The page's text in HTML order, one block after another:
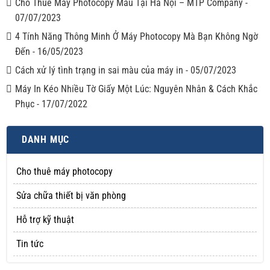
DANH MỤC
Cho thuê máy photocopy
Sửa chữa thiết bị văn phòng
Hỗ trợ kỹ thuật
Tin tức
Cho Thuê Máy Photocopy Màu Tại Hà Nội – MTP Company-
07/07/2023
4 Tính Năng Thông Minh Ở Máy Photocopy Mà Bạn Không Ngờ
Đến - 16/05/2023
Cách xử lý tình trạng in sai màu của máy in - 05/07/2023
Máy In Kéo Nhiều Tờ Giấy Một Lúc: Nguyên Nhân & Cách Khắc
Phục- 17/07/2022